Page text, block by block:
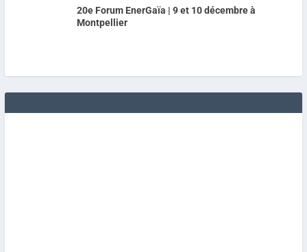
20e Forum EnerGaïa | 9 et 10 décembre à
Montpellier